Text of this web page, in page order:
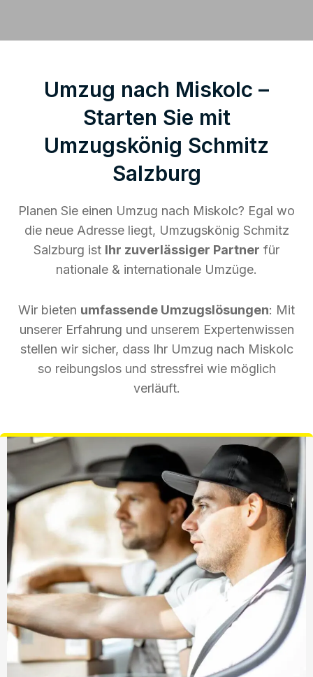
Umzug nach Miskolc –
Starten Sie mit
Umzugskönig Schmitz
Salzburg
Planen Sie einen Umzug nach Miskolc? Egal wo
die neue Adresse liegt, Umzugskönig Schmitz
Salzburg ist Ihr zuverlässiger Partner für
nationale & internationale Umzüge.
Wir bieten umfassende Umzugslösungen: Mit
unserer Erfahrung und unserem Expertenwissen
stellen wir sicher, dass Ihr Umzug nach Miskolc
so reibungslos und stressfrei wie möglich
verläuft.